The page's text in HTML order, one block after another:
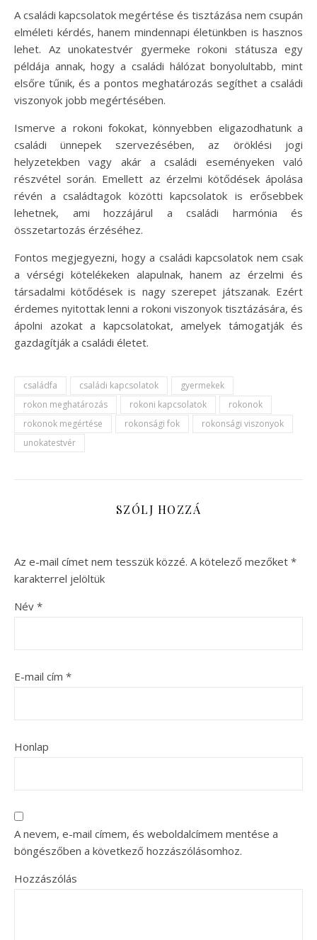
A családi kapcsolatok megértése és tisztázása nem csupán
elméleti kérdés, hanem mindennapi életünkben is hasznos
lehet. Az unokatestvér gyermeke rokoni státusza egy
példája annak, hogy a családi hálózat bonyolultabb, mint
elsőre tűnik, és a pontos meghatározás segíthet a családi
viszonyok jobb megértésében.
Ismerve a rokoni fokokat, könnyebben eligazodhatunk a
családi ünnepek szervezésében, az öröklési jogi
helyzetekben vagy akár a családi eseményeken való
részvétel során. Emellett az érzelmi kötődések ápolása
révén a családtagok közötti kapcsolatok is erősebbek
lehetnek, ami hozzájárul a családi harmónia és
összetartozás érzéséhez.
Fontos megjegyezni, hogy a családi kapcsolatok nem csak
a vérségi kötelékeken alapulnak, hanem az érzelmi és
társadalmi kötődések is nagy szerepet játszanak. Ezért
érdemes nyitottak lenni a rokoni viszonyok tisztázására, és
ápolni azokat a kapcsolatokat, amelyek támogatják és
gazdagítják a családi életet.
családfa családi kapcsolatok
gyermekek
rokon meghatározás
rokoni kapcsolatok
rokonok
rokonok megértése
rokonsági fok
rokonsági viszonyok
unokatestvér
SZÓLJ HOZZÁ
Az e-mail címet nem tesszük közzé. A kötelező mezőket *
karakterrel jelöltük
Név *
E-mail cím *
Honlap
A nevem, e-mail címem, és weboldalcímem mentése a
böngészőben a következő hozzászólásomhoz.
Hozzászólás